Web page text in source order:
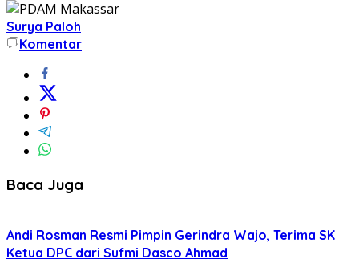
Surya Paloh
Komentar
Baca Juga
Andi Rosman Resmi Pimpin Gerindra Wajo, Terima SK
Ketua DPC dari Sufmi Dasco Ahmad